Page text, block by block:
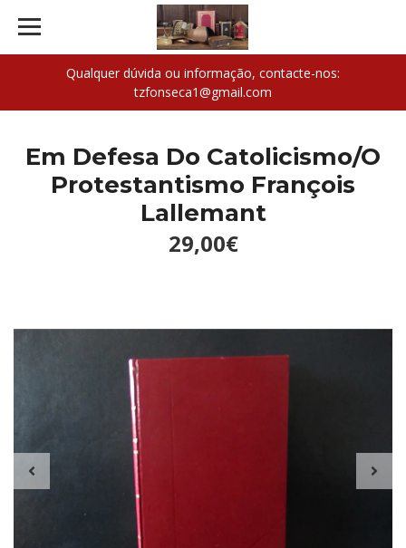
Qualquer dúvida ou informação, contacte-nos:
tzfonseca1@gmail.com
Em Defesa Do Catolicismo/O
Protestantismo François
Lallemant
29,00€